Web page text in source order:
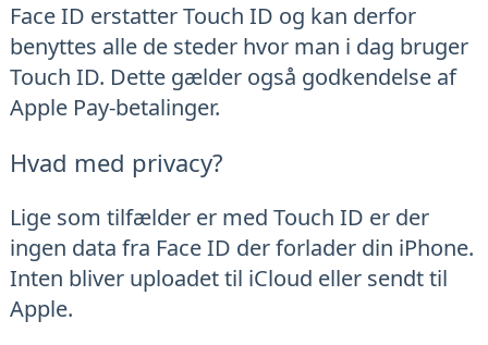
Face ID erstatter Touch ID og kan derfor
benyttes alle de steder hvor man i dag bruger
Touch ID. Dette gælder også godkendelse af
Apple Pay-betalinger.
Hvad med privacy?
Lige som tilfælder er med Touch ID er der
ingen data fra Face ID der forlader din iPhone.
Inten bliver uploadet til iCloud eller sendt til
Apple.